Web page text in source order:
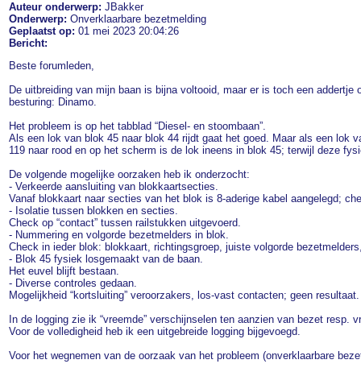
Auteur onderwerp: JBakker
Onderwerp: Onverklaarbare bezetmelding
Geplaatst op: 01 mei 2023 20:04:26
Bericht:
Beste forumleden,
De uitbreiding van mijn baan is bijna voltooid, maar er is toch een
besturing: Dinamo.
Het probleem is op het tabblad “Diesel- en stoombaan”.
Als een lok van blok 45 naar blok 44 rijdt gaat het goed. Maar als een lok
119 naar rood en op het scherm is de lok ineens in blok 45; terwijl deze
De volgende mogelijke oorzaken heb ik onderzocht:
- Verkeerde aansluiting van blokkaartsecties.
Vanaf blokkaart naar secties van het blok is 8-aderige kabel aangelegd;
- Isolatie tussen blokken en secties.
Check op “contact” tussen railstukken uitgevoerd.
- Nummering en volgorde bezetmelders in blok.
Check in ieder blok: blokkaart, richtingsgroep, juiste volgorde
- Blok 45 fysiek losgemaakt van de baan.
Het euvel blijft bestaan.
- Diverse controles gedaan.
Mogelijkheid “kortsluiting” veroorzakers, los-vast contacten; geen resultaat.
In de logging zie ik “vreemde” verschijnselen ten aanzien van bezet
Voor de volledigheid heb ik een uitgebreide logging bijgevoegd.
Voor het wegnemen van de oorzaak van het probleem (onverklaarbare